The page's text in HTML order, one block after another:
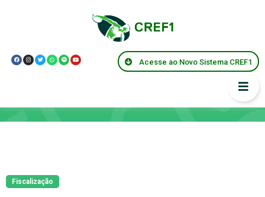
Acesse ao Novo Sistema CREF1
Fiscalização